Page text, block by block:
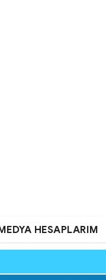
HESAPLARIM